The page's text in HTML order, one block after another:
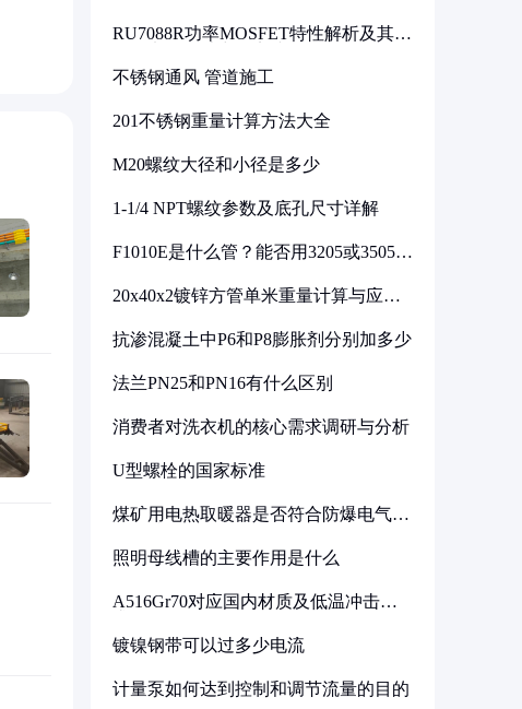
RU7088R功率MOSFET特性解析及其在
不锈钢通风 管道施工
201不锈钢重量计算方法大全
M20螺纹大径和小径是多少
1-1/4 NPT螺纹参数及底孔尺寸详解
F1010E是什么管？能否用3205或3505代
20x40x2镀锌方管单米重量计算与应用
抗渗混凝土中P6和P8膨胀剂分别加多少
法兰PN25和PN16有什么区别
消费者对洗衣机的核心需求调研与分析
U型螺栓的国家标准
煤矿用电热取暖器是否符合防爆电气设
照明母线槽的主要作用是什么
A516Gr70对应国内材质及低温冲击要
镀镍钢带可以过多少电流
计量泵如何达到控制和调节流量的目的